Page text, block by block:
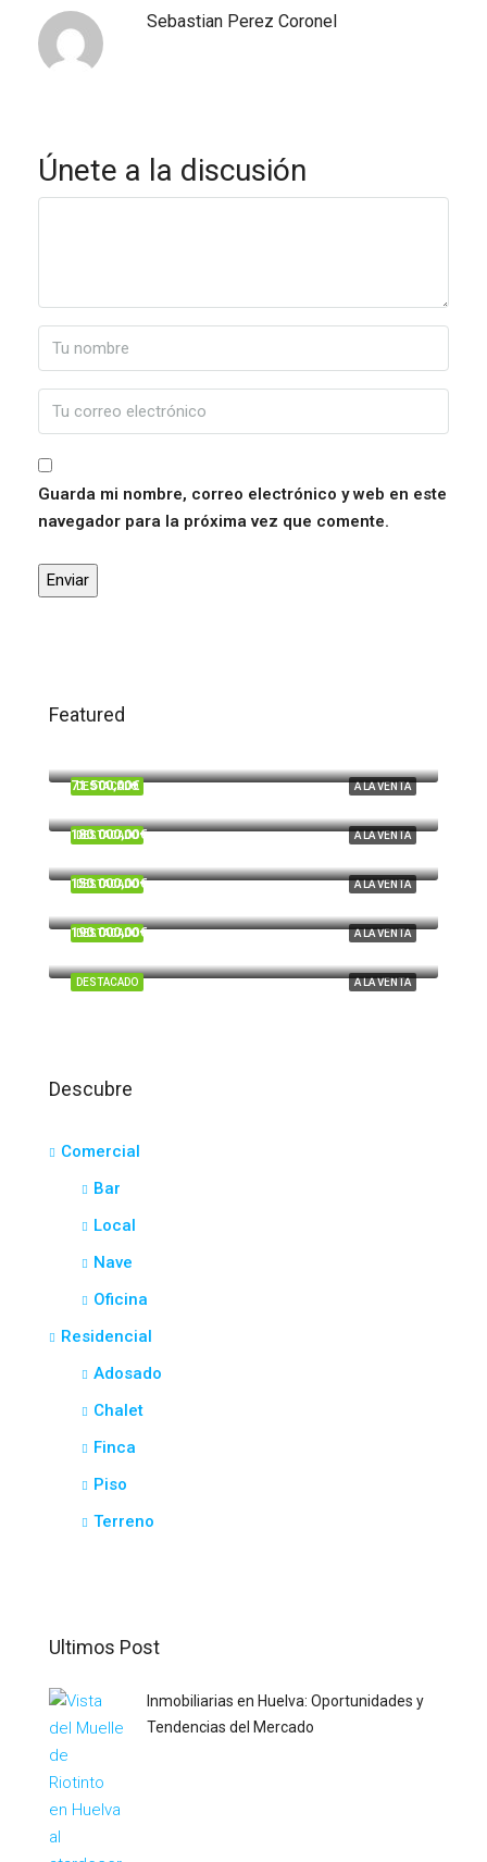
Sebastian Perez Coronel
Únete a la discusión
Guarda mi nombre, correo electrónico y web en este
navegador para la próxima vez que comente.
Featured
A LA VENTA
DESTACADO
A LA VENTA
DESTACADO
71.500,00€
A LA VENTA
DESTACADO
180.000,00€
A LA VENTA
DESTACADO
150.000,00€
A LA VENTA
DESTACADO
190.000,00€
Descubre
Comercial
Bar
Local
Nave
Oficina
Residencial
Adosado
Chalet
Finca
Piso
Terreno
Ultimos Post
Inmobiliarias en Huelva: Oportunidades y
Tendencias del Mercado